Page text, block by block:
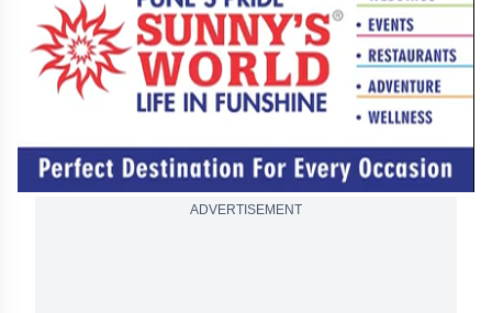
seconds
ADVERTISEMENT